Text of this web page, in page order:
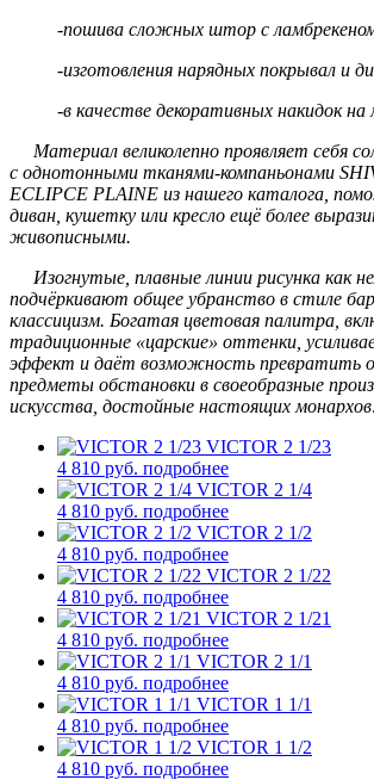
-пошива сложных штор с ламбрекеном
-изготовления нарядных покрывал и
-в качестве декоративных накидок на
Материал великолепно проявляет себя
с однотонными тканями-компаньонами
ECLIPCE PLAINE из нашего каталога,
диван, кушетку или кресло ещё более
живописными.
Изогнутые, плавные линии рисунка как
подчёркивают общее убранство в стиле
классицизм. Богатая цветовая палитра,
традиционные «царские» оттенки,
эффект и даёт возможность превратить
предметы обстановки в своеобразные
искусства, достойные настоящих монархов.
VICTOR 2 1/23
4 810 руб. подробнее
VICTOR 2 1/4
4 810 руб. подробнее
VICTOR 2 1/2
4 810 руб. подробнее
VICTOR 2 1/22
4 810 руб. подробнее
VICTOR 2 1/21
4 810 руб. подробнее
VICTOR 2 1/1
4 810 руб. подробнее
VICTOR 1 1/1
4 810 руб. подробнее
VICTOR 1 1/2
4 810 руб. подробнее